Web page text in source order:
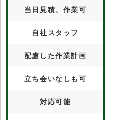
当日見積、作業可
自社スタッフ
配慮した作業計画
立ち会いなしも可
対応可能